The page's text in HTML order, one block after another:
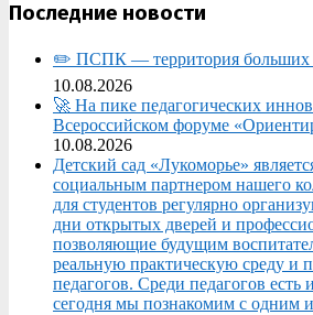
Последние новости
✏️ ПСПК — территория больших
10.08.2026
🚀 На пике педагогических
Всероссийском форуме
10.08.2026
Детский сад «Лукоморье»
социальным партнером нашего
для студентов регулярно
дни открытых дверей и
позволяющие будущим
реальную практическую среду и
педагогов. Среди педагогов
сегодня мы познакомим с одним